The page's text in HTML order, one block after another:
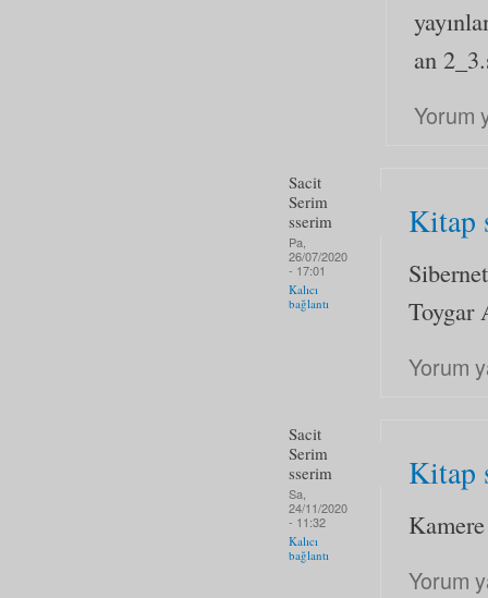
an
Yorum
Sacit
Serim
sserim
Pa,
26/07/2020
- 17:01
Kalıcı
bağlantı
Kitap
Toygar
Yorum
Sacit
Serim
sserim
Sa,
24/11/2020
- 11:32
Kalıcı
bağlantı
Kitap
Yorum